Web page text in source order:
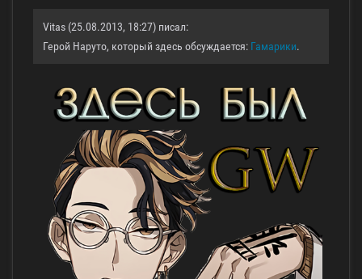
Vitas (25.08.2013, 18:27) писал:
Герой Наруто, который здесь обсуждается: Гамарики.